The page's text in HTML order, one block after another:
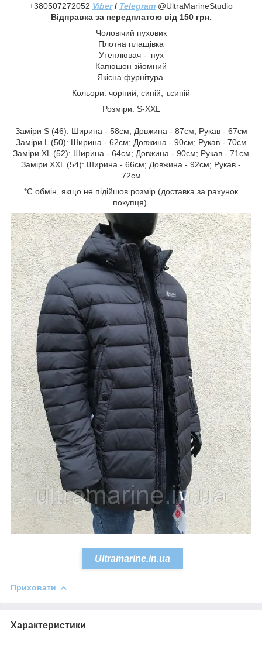
+380507272052 Viber/ Telegram @UltraMarineStudio
Відправка за передплатою від 150 грн.
Чоловічий пуховик
Плотна плащівка
Утеплювач - пух
Капюшон зйомний
Якісна фурнітура
Кольори: чорний, синій, т.синій
Розміри: S-ХХL
Заміри S (46): Ширина - 58см; Довжина - 87см; Рукав - 67см
Заміри L (50): Ширина - 62см; Довжина - 90см; Рукав - 70см
Заміри XL (52): Ширина - 64см; Довжина - 90см; Рукав - 71см
Заміри XXL (54): Ширина - 66см; Довжина - 92см; Рукав -
72см
*Є обмін, якщо не підійшов розмір (доставка за рахунок
покупця)
Ultramarine.in.ua
Приховати
Характеристики